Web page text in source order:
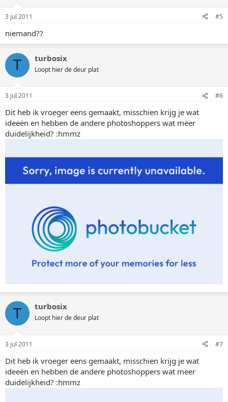
3 jul 2011 #5
niemand??
T turbosix
Loopt hier de deur plat
3 jul 2011 #6
Dit heb ik vroeger eens gemaakt, misschien krijg je wat
ideeën en hebben de andere photoshoppers wat meer
duidelijkheid? :hmmz
T turbosix
Loopt hier de deur plat
3 jul 2011 #7
Dit heb ik vroeger eens gemaakt, misschien krijg je wat
ideeën en hebben de andere photoshoppers wat meer
duidelijkheid? :hmmz